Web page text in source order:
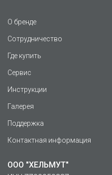
О бренде
Сотрудничество
Где купить
Сервис
Инструкции
Галерея
Поддержка
Контактная информация
ООО "ХЕЛЬМУТ"